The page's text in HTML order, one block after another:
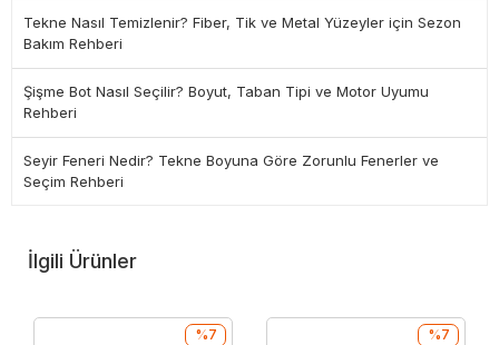
Tekne Nasıl Temizlenir? Fiber, Tik ve Metal Yüzeyler için Sezon
Bakım Rehberi
Şişme Bot Nasıl Seçilir? Boyut, Taban Tipi ve Motor Uyumu
Rehberi
Seyir Feneri Nedir? Tekne Boyuna Göre Zorunlu Fenerler ve
Seçim Rehberi
İlgili Ürünler
%7 %7